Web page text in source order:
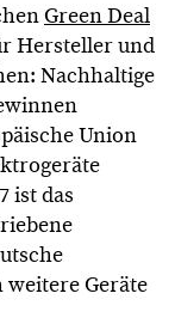
Green Deal
Hersteller und
Nachhaltige
Union
ist das
Geräte